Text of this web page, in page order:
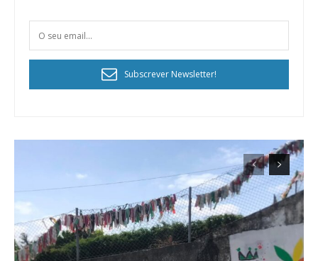
Subscrever Newsletter!